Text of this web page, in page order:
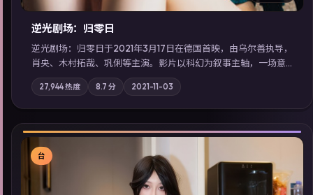
逆光剧场：归零日
逆光剧场：归零日于2021年3月17日在德国首映，由乌尔善执导，
肖央、木村拓哉、巩俐等主演。影片以科幻为叙事主轴，一场意
外将众人卷入不可撤回的连锁反应；摄影与配乐强化地域气质；
站内亦可通过「国产免费观看高清电视剧在线看」延展检索同类
型高分佳作，畅享高清在线追剧体验。
27,944热度 8.7 分 2021-11-03
台